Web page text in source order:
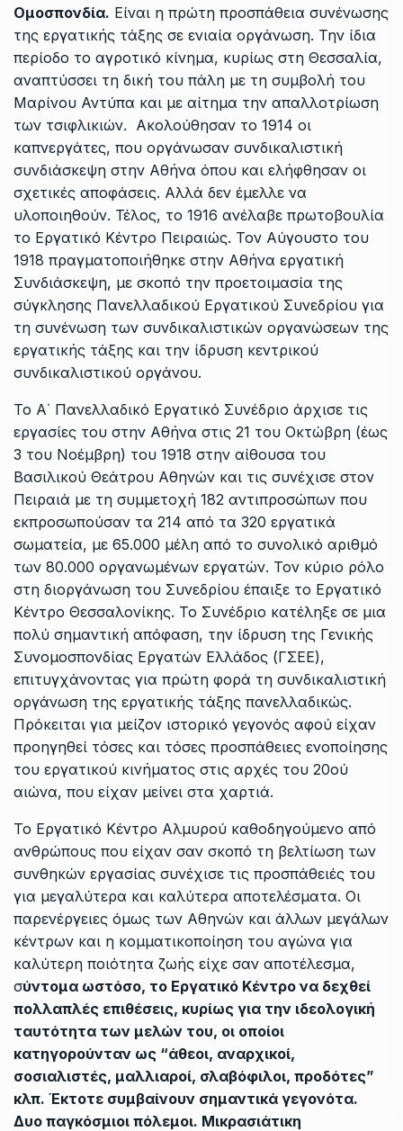
Ομοσπονδία. Είναι η πρώτη προσπάθεια συνένωσης
της εργατικής τάξης σε ενιαία οργάνωση. Την ίδια
περίοδο το αγροτικό κίνημα, κυρίως στη Θεσσαλία,
αναπτύσσει τη δική του πάλη με τη συμβολή του
Μαρίνου Αντύπα και με αίτημα την απαλλοτρίωση
των τσιφλικιών. Ακολούθησαν το 1914 οι
καπνεργάτες, που οργάνωσαν συνδικαλιστική
συνδιάσκεψη στην Αθήνα όπου και ελήφθησαν οι
σχετικές αποφάσεις. Αλλά δεν έμελλε να
υλοποιηθούν. Τέλος, το 1916 ανέλαβε πρωτοβουλία
το Εργατικό Κέντρο Πειραιώς. Τον Αύγουστο του
1918 πραγματοποιήθηκε στην Αθήνα εργατική
Συνδιάσκεψη, με σκοπό την προετοιμασία της
σύγκλησης Πανελλαδικού Εργατικού Συνεδρίου για
τη συνένωση των συνδικαλιστικών οργανώσεων της
εργατικής τάξης και την ίδρυση κεντρικού
συνδικαλιστικού οργάνου.
Το Α΄ Πανελλαδικό Εργατικό Συνέδριο άρχισε τις
εργασίες του στην Αθήνα στις 21 του Οκτώβρη (έως
3 του Νοέμβρη) του 1918 στην αίθουσα του
Βασιλικού Θεάτρου Αθηνών και τις συνέχισε στον
Πειραιά με τη συμμετοχή 182 αντιπροσώπων που
εκπροσωπούσαν τα 214 από τα 320 εργατικά
σωματεία, με 65.000 μέλη από το συνολικό αριθμό
των 80.000 οργανωμένων εργατών. Τον κύριο ρόλο
στη διοργάνωση του Συνεδρίου έπαιξε το Εργατικό
Κέντρο Θεσσαλονίκης. Το Συνέδριο κατέληξε σε μια
πολύ σημαντική απόφαση, την ίδρυση της Γενικής
Συνομοσπονδίας Εργατών Ελλάδος (ΓΣΕΕ),
επιτυγχάνοντας για πρώτη φορά τη συνδικαλιστική
οργάνωση της εργατικής τάξης πανελλαδικώς.
Πρόκειται για μείζον ιστορικό γεγονός αφού είχαν
προηγηθεί τόσες και τόσες προσπάθειες ενοποίησης
του εργατικού κινήματος στις αρχές του 20ού
αιώνα, που είχαν μείνει στα χαρτιά.
Το Εργατικό Κέντρο Αλμυρού καθοδηγούμενο από
ανθρώπους που είχαν σαν σκοπό τη βελτίωση των
συνθηκών εργασίας συνέχισε τις προσπάθειές του
για μεγαλύτερα και καλύτερα αποτελέσματα. Οι
παρενέργειες όμως των Αθηνών και άλλων μεγάλων
κέντρων και η κομματικοποίηση του αγώνα για
καλύτερη ποιότητα ζωής είχε σαν αποτέλεσμα,
σύντομα ωστόσο, το Εργατικό Κέντρο να δεχθεί
πολλαπλές επιθέσεις, κυρίως για την ιδεολογική
ταυτότητα των μελών του, οι οποίοι
κατηγορούνταν ως “άθεοι, αναρχικοί,
σοσιαλιστές, μαλλιαροί, σλαβόφιλοι, προδότες”
κλπ. Έκτοτε συμβαίνουν σημαντικά γεγονότα.
Δυο παγκόσμιοι πόλεμοι. Μικρασιάτικη